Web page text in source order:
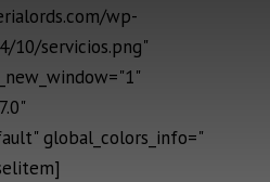
wp-
10/servicios.png"
global_colors_info="